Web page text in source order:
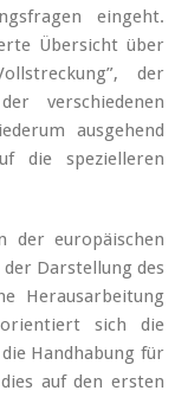
eingeht.
Übersicht über
der
verschiedenen
ausgehend
die spezielleren
der europäischen
Darstellung des
Herausarbeitung
sich die
Handhabung für
auf den ersten